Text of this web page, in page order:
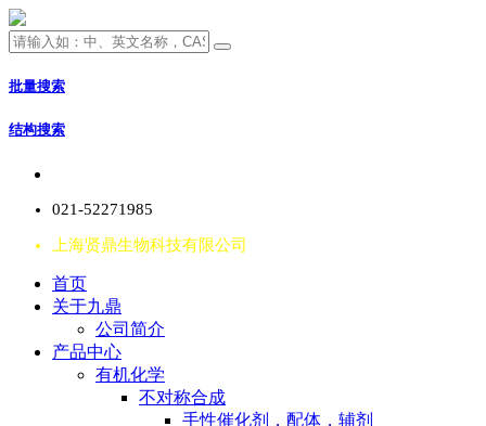
批量搜索
结构搜索
021-52271985
上海贤鼎生物科技有限公司
首页
关于九鼎
公司简介
产品中心
有机化学
不对称合成
手性催化剂，配体，辅剂